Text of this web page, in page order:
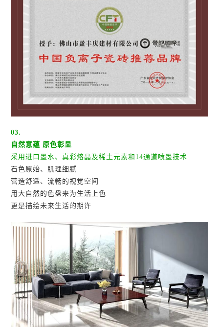
03.
自然意蕴 原色彰显
采用进口墨水、真彩熔晶及稀土元素和14通道喷墨技术
石色原始、肌理细腻
营造舒适、流畅的视觉空间
用大自然的色盘来为生活上色
更是描绘未来生活的期许